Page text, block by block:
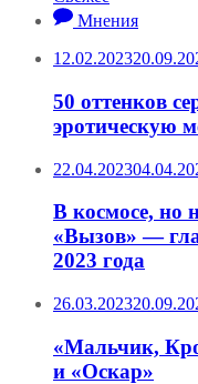
Мнения
12.02.2023
50 оттенков
эротическую
22.04.2023
В космосе, но
«Вызов» —
2023 года
26.03.2023
«Мальчик,
и «Оскар»